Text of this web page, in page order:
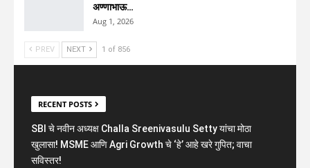
अण्णाभाऊ…
Aug 1, 2026
PREV NEXT 1 of 856
RECENT POSTS
SBI चे नवीन अध्यक्ष Challa Sreenivasulu Setty यांचा मोठा
खुलासा! MSME आणि Agri Growth चे ‘हे’ आहे खरे गुपित; वाचा
सविस्तर!